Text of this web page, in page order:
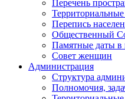
Перечень
Перепись
Общественный
Памятные даты в
Совет женщин
Администрация
Структура
Полномочия,